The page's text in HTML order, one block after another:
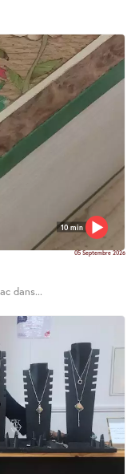
10 min
05 Septembre 2026
dans...